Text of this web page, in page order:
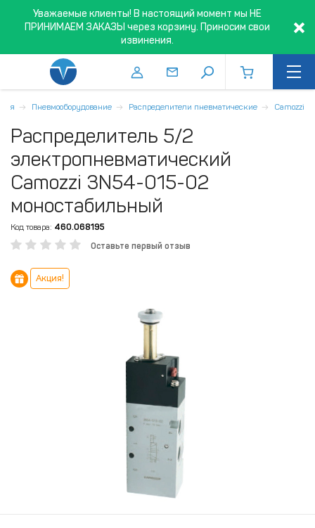
Уважаемые клиенты! В настоящий момент мы НЕ
ПРИНИМАЕМ ЗАКАЗЫ через корзину. Приносим свои
извинения.
Пневмооборудование Распределители пневматические Camozzi
Распределитель 5/2
электропневматический
Camozzi 3N54-015-02
моностабильный
Код товара: 460.068195
Оставьте первый отзыв
Акция!